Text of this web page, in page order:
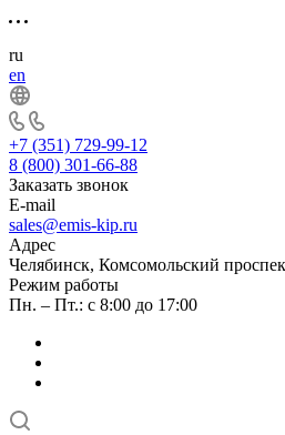
ru
en
+7 (351) 729-99-12
8 (800) 301-66-88
Заказать звонок
E-mail
sales@emis-kip.ru
Адрес
Челябинск, Комсомольский
Режим работы
Пн. – Пт.: с 8:00 до 17:00